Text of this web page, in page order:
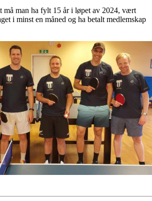
må man ha fylt 15 år i løpet av 2024, vært
i minst en måned og ha betalt medlemskap